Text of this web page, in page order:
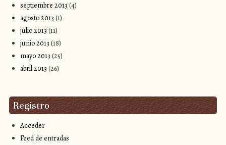
septiembre 2013 (4)
agosto 2013 (1)
julio 2013 (11)
junio 2013 (18)
mayo 2013 (25)
abril 2013 (26)
Registro
Acceder
Feed de entradas